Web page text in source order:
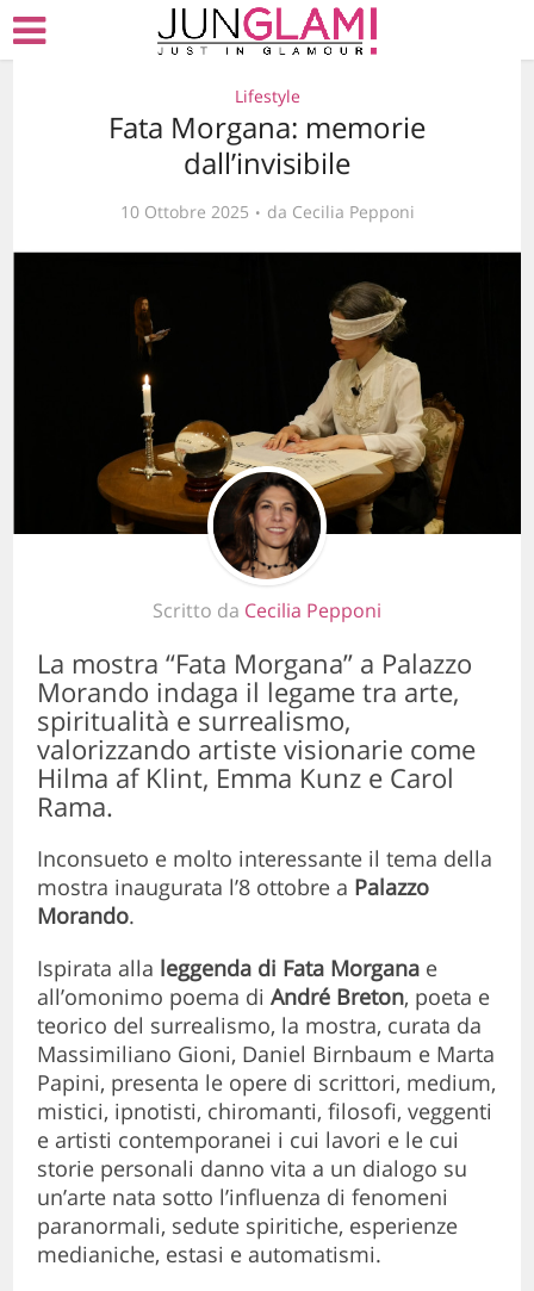
Lifestyle
Fata Morgana: memorie
dall’invisibile
10 Ottobre 2025 da Cecilia Pepponi
Scritto da Cecilia Pepponi
La mostra “Fata Morgana” a Palazzo
Morando indaga il legame tra arte,
spiritualità e surrealismo,
valorizzando artiste visionarie come
Hilma af Klint, Emma Kunz e Carol
Rama.
Inconsueto e molto interessante il tema della
mostra inaugurata l’8 ottobre a Palazzo
Morando.
Ispirata alla leggenda di Fata Morgana e
all’omonimo poema diAndré Breton, poeta e
teorico del surrealismo, la mostra, curata da
Massimiliano Gioni, Daniel Birnbaum e Marta
Papini, presenta le opere di scrittori, medium,
mistici, ipnotisti, chiromanti, filosofi, veggenti
e artisti contemporanei i cui lavori e le cui
storie personali danno vita a un dialogo su
un’arte nata sotto l’influenza di fenomeni
paranormali, sedute spiritiche, esperienze
medianiche, estasi e automatismi.